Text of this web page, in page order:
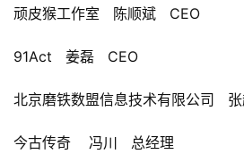
顽皮猴工作室 陈顺斌 CEO
91Act 姜磊 CEO
北京磨铁数盟信息技术有限公司
今古传奇 冯川 总经理